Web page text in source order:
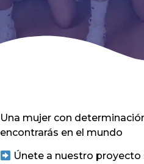
Una mujer con
encontrarás en el mundo
Únete a nuestro